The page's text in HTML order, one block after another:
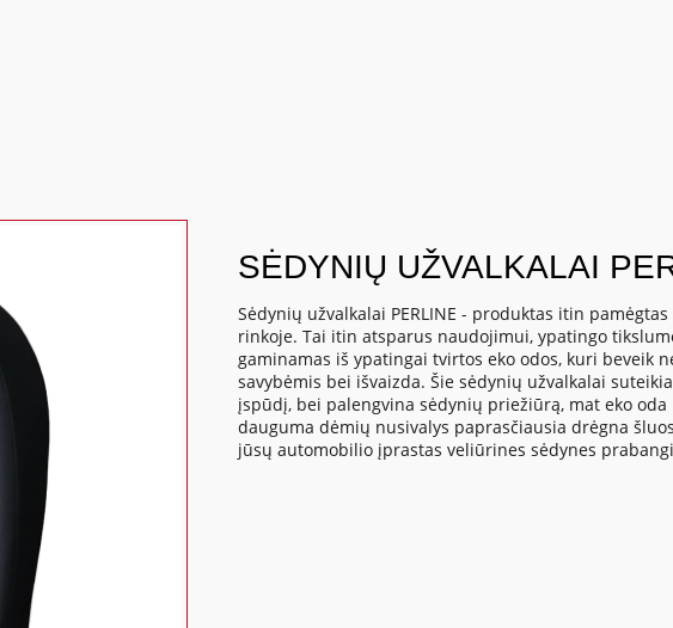
SĖDYNIŲ UŽVALKALAI
Sėdynių užvalkalai PERLINE - produktas itin
rinkoje. Tai itin atsparus naudojimui, ypatingo
gaminamas iš ypatingai tvirtos eko odos, kuri beveik
savybėmis bei išvaizda. Šie sėdynių užvalkalai
įspūdį, bei palengvina sėdynių priežiūrą, mat eko
dauguma dėmių nusivalys paprasčiausia drėgna
jūsų automobilio įprastas veliūrines sėdynes